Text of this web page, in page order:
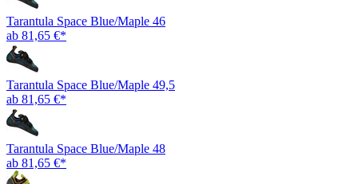
Tarantula Space Blue/Maple 46
ab 81,65 €*
Tarantula Space Blue/Maple 49,5
ab 81,65 €*
Tarantula Space Blue/Maple 48
ab 81,65 €*